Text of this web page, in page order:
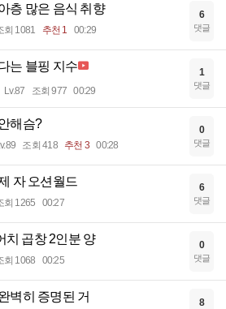
층 많은 음식 취향
회 1081 추천 1 00:29
6
댓글
는 블핑 지수
Lv.87 조회 977 00:29
1
댓글
해슴?
조회 418 추천 3 00:28
0
댓글
자 오션월드
회 1265 00:27
6
댓글
치 곱창 2인분 양
회 1068 00:25
0
댓글
벽히 증명된 거 8